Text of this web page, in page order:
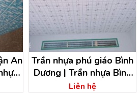
An
Trần nhựa phú giáo Bình
Dương | Trần nhựa Bình
Dương
Liên hệ